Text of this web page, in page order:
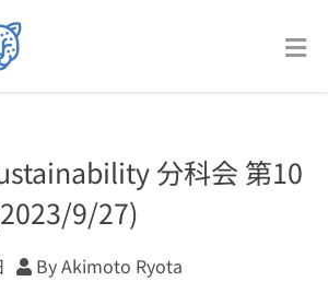
分科会 第10
9/27)
By Akimoto Ryota